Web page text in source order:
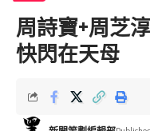
周詩寶+周芝
快閃在天母